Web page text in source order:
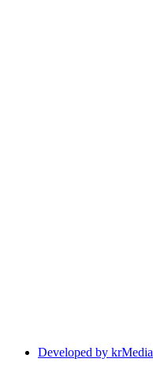
Developed by krMedia